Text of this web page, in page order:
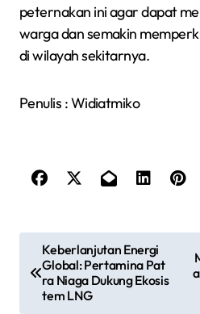
peternakan ini agar dapat
warga dan semakin
di wilayah sekitarnya.
Penulis : Widiatmiko
a
Keberlanjutan Energi
Global: Pertamina Pat
ra Niaga Dukung Ekosis
tem LNG